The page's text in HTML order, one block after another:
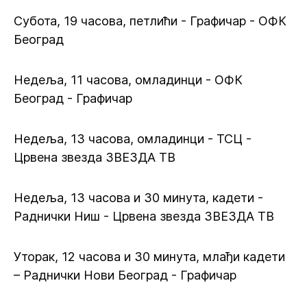
Субота, 19 часова, петлићи - Графичар - ОФК
Београд
Недеља, 11 часова, омладинци - ОФК
Београд - Графичар
Недеља, 13 часова, омладинци - ТСЦ -
Црвена звезда ЗВЕЗДА ТВ
Недеља, 13 часова и 30 минута, кадети -
Раднички Ниш - Црвена звезда ЗВЕЗДА ТВ
Уторак, 12 часова и 30 минута, млађи кадети
– Раднички Нови Београд - Графичар